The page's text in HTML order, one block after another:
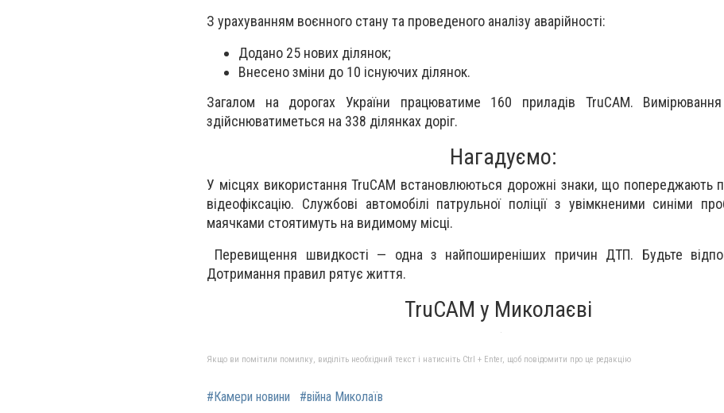
З урахуванням воєнного стану та проведеного аналізу аварійності:
Додано 25 нових ділянок;
Внесено зміни до 10 існуючих ділянок.
Загалом на дорогах України працюватиме 160 приладів TruCAM.
здійснюватиметься на 338 ділянках доріг.
Нагадуємо:
У місцях використання TruCAM встановлюються дорожні знаки, що попереджають
відеофіксацію. Службові автомобілі патрульної поліції з увімкненими синіми
маячками стоятимуть на видимому місці.
Перевищення швидкості — одна з найпоширеніших причин ДТП. Будьте
Дотримання правил рятує життя.
TruCAM у Миколаєві
Якщо ви помітили помилку, виділіть необхідний текст і натисніть Ctrl + Enter, щоб повідомити про це редакцію
#Камери новини #війна Миколаїв